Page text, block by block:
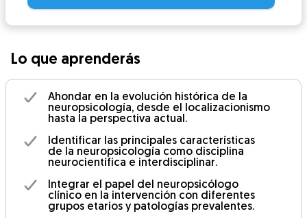
Lo que aprenderás
Ahondar en la evolución histórica de la
neuropsicología, desde el localizacionismo
hasta la perspectiva actual.
Identificar las principales características
de la neuropsicología como disciplina
neurocientífica e interdisciplinar.
Integrar el papel del neuropsicólogo
clínico en la intervención con diferentes
grupos etarios y patologías prevalentes.